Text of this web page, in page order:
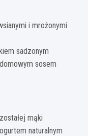
i mrożonymi
sadzonym
sosem
mąki
naturalnym